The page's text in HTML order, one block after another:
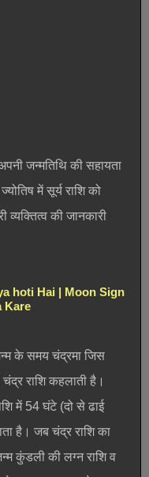
जन्मतिथि की सहायता
में सूर्य राशि को
व्यक्तित्व की जानकारी
hoti Hai | Moon Sign
Kare
के समय चंद्रमा जिस
चंद्र राशि कहलाती है।
में 54 घंटे (दो से ढाई
है। जब चंद्र राशि का
कुंडली की लग्न राशि व